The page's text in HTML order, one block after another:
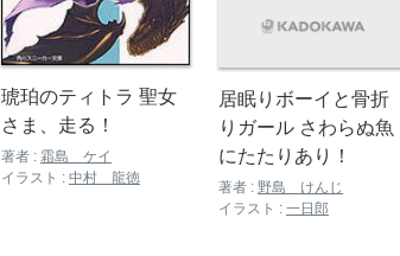
琥珀のティトラ 聖女
さま、走る！
著者 : 霜島 ケイ
イラスト : 中村 龍徳
居眠りボーイと骨折
りガール さわらぬ魚
にたたりあり！
著者 : 野島 けんじ
イラスト : 一日郎